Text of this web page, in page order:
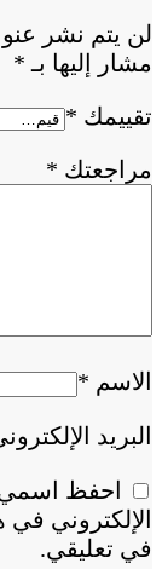
لن يتم نشر
مشار إليها بـ *
تقييمك *
مراجعتك *
الاسم *
البريد
احفظ
الإلكتروني في
في تعليقي.